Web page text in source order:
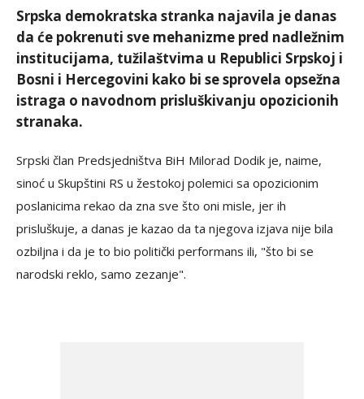
Srpska demokratska stranka najavila je danas
da će pokrenuti sve mehanizme pred nadležnim
institucijama, tužilaštvima u Republici Srpskoj i
Bosni i Hercegovini kako bi se sprovela opsežna
istraga o navodnom prisluškivanju opozicionih
stranaka.
Srpski član Predsjedništva BiH Milorad Dodik je, naime,
sinoć u Skupštini RS u žestokoj polemici sa opozicionim
poslanicima rekao da zna sve što oni misle, jer ih
prisluškuje, a danas je kazao da ta njegova izjava nije bila
ozbiljna i da je to bio politički performans ili, "što bi se
narodski reklo, samo zezanje".